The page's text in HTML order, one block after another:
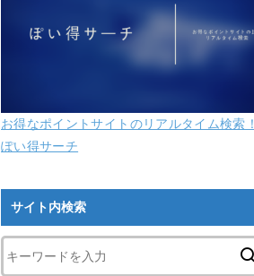
お得なポイントサイトのリアルタイム検索！
ぽい得サーチ
サイト内検索